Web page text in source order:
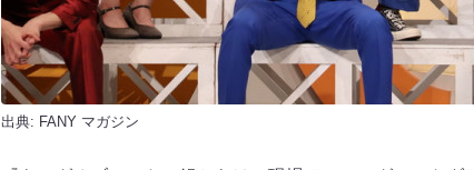
出典: FANY マガジン